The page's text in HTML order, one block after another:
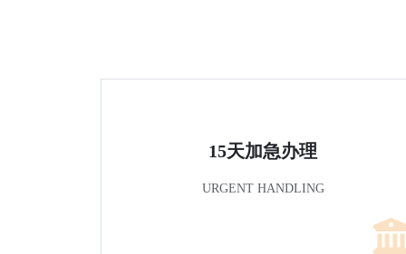
15天加急办理
URGENT HANDLING